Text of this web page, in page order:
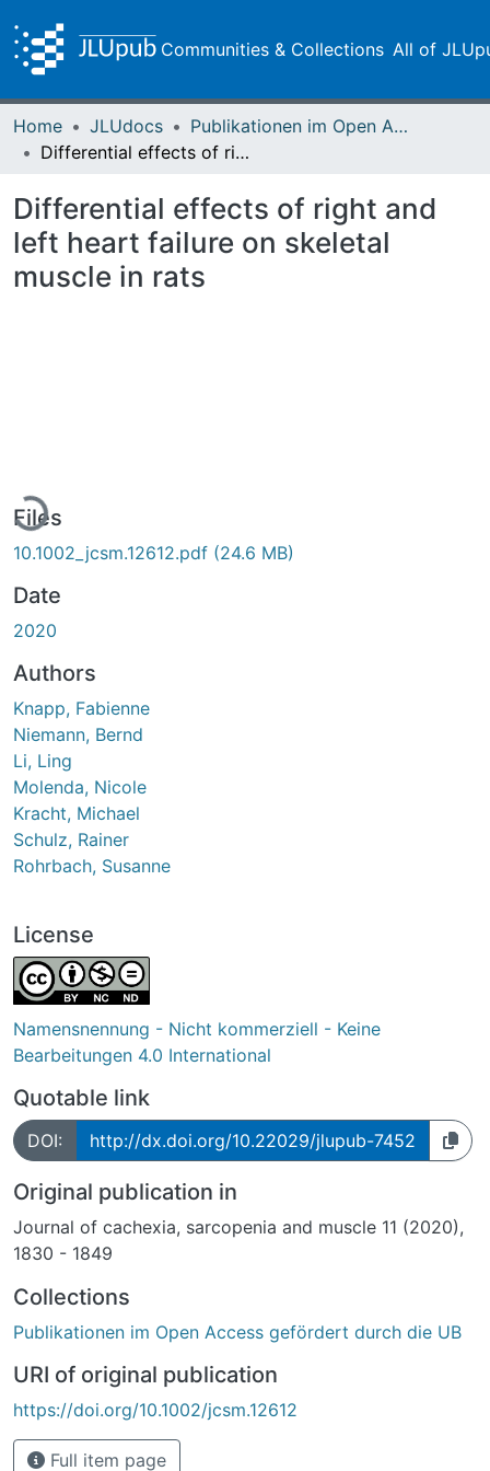
Communities & Collections All of
Home JLUdocs
Publikationen im Open Access gefördert durch die UB
Differential effects of right and left heart failure on skeletal muscle in rats
Differential effects of right and
left heart failure on skeletal
muscle in rats
Files
10.1002_jcsm.12612.pdf (24.6 MB)
Date
2020
Authors
Knapp, Fabienne
Niemann, Bernd
Li, Ling
Molenda, Nicole
Kracht, Michael
Schulz, Rainer
Rohrbach, Susanne
License
Namensnennung - Nicht kommerziell - Keine
Bearbeitungen 4.0 International
Quotable link
DOI: http://dx.doi.org/10.22029/jlupub-7452
Original publication in
Journal of cachexia, sarcopenia and muscle 11 (2020),
1830 - 1849
Collections
Publikationen im Open Access gefördert durch die UB
URI of original publication
https://doi.org/10.1002/jcsm.12612
Full item page